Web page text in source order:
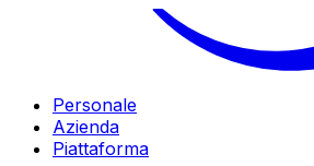
Personale
Azienda
Piattaforma